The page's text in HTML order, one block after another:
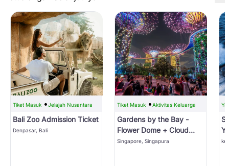
Tiket Masuk Jelajah Nusantara
Bali Zoo Admission Ticket
Denpasar, Bali
Tiket Masuk Aktivitas Keluarga
Gardens by the Bay -
Flower Dome + Cloud
Forest
Singapore, Singapura